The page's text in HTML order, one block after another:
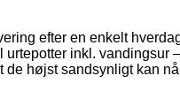
efter en enkelt
inkl. vandingsur
de højst sandsynligt kan